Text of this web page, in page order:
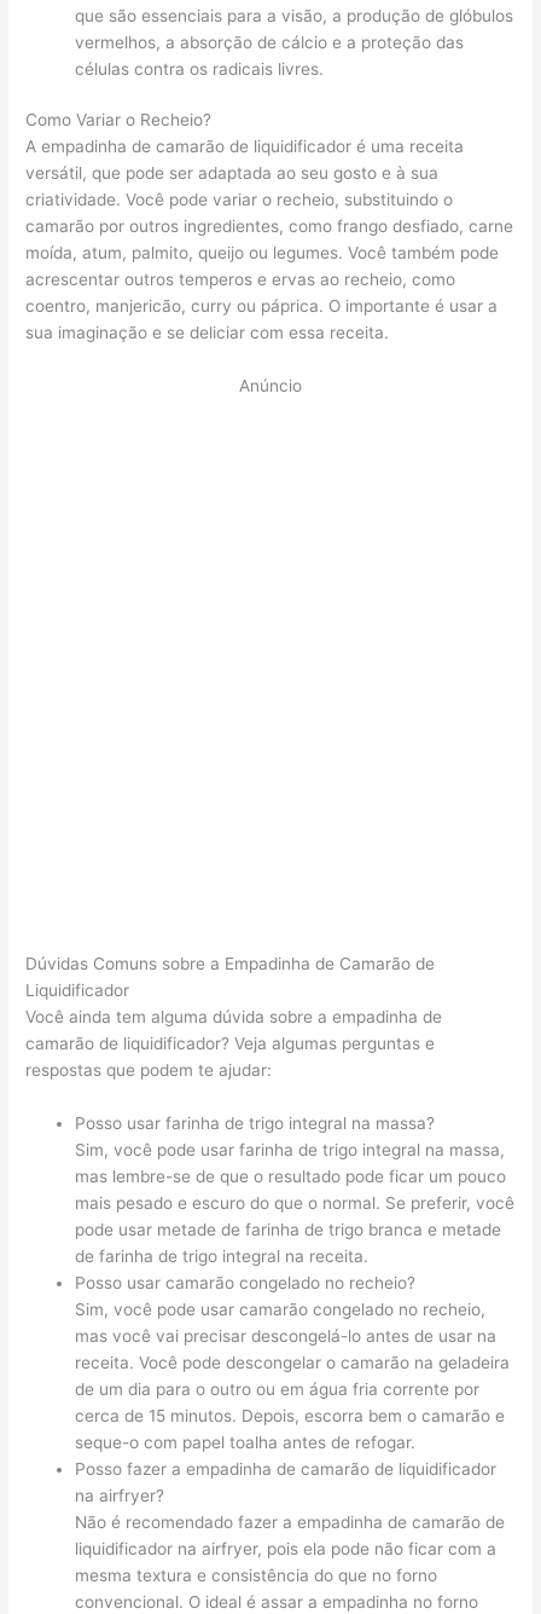
que são essenciais para a visão, a produção de glóbulos
vermelhos, a absorção de cálcio e a proteção das
células contra os radicais livres.
Como Variar o Recheio?
A empadinha de camarão de liquidificador é uma receita
versátil, que pode ser adaptada ao seu gosto e à sua
criatividade. Você pode variar o recheio, substituindo o
camarão por outros ingredientes, como frango desfiado, carne
moída, atum, palmito, queijo ou legumes. Você também pode
acrescentar outros temperos e ervas ao recheio, como
coentro, manjericão, curry ou páprica. O importante é usar a
sua imaginação e se deliciar com essa receita.
Anúncio
Dúvidas Comuns sobre a Empadinha de Camarão de
Liquidificador
Você ainda tem alguma dúvida sobre a empadinha de
camarão de liquidificador? Veja algumas perguntas e
respostas que podem te ajudar:
Posso usar farinha de trigo integral na massa?
Sim, você pode usar farinha de trigo integral na massa,
mas lembre-se de que o resultado pode ficar um pouco
mais pesado e escuro do que o normal. Se preferir, você
pode usar metade de farinha de trigo branca e metade
de farinha de trigo integral na receita.
Posso usar camarão congelado no recheio?
Sim, você pode usar camarão congelado no recheio,
mas você vai precisar descongelá-lo antes de usar na
receita. Você pode descongelar o camarão na geladeira
de um dia para o outro ou em água fria corrente por
cerca de 15 minutos. Depois, escorra bem o camarão e
seque-o com papel toalha antes de refogar.
Posso fazer a empadinha de camarão de liquidificador
na airfryer?
Não é recomendado fazer a empadinha de camarão de
liquidificador na airfryer, pois ela pode não ficar com a
mesma textura e consistência do que no forno
convencional. O ideal é assar a empadinha no forno